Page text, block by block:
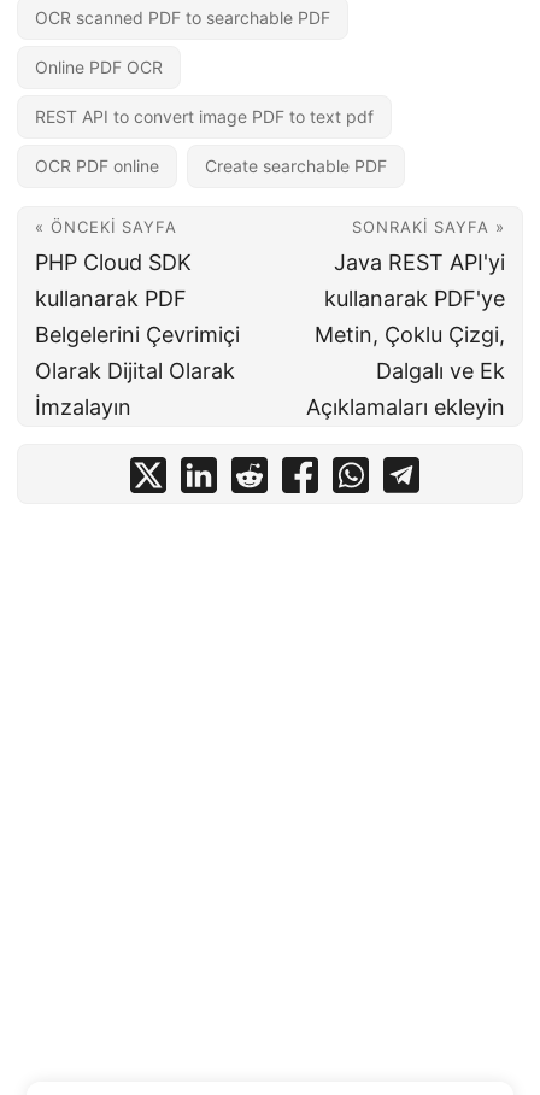
OCR scanned PDF to searchable PDF
Online PDF OCR
REST API to convert image PDF to text pdf
OCR PDF online Create searchable PDF
« ÖNCEKI SAYFA
PHP Cloud SDK
kullanarak PDF
Belgelerini Çevrimiçi
Olarak Dijital Olarak
İmzalayın
SONRAKI SAYFA »
Java REST API'yi
kullanarak PDF'ye
Metin, Çoklu Çizgi,
Dalgalı ve Ek
Açıklamaları ekleyin